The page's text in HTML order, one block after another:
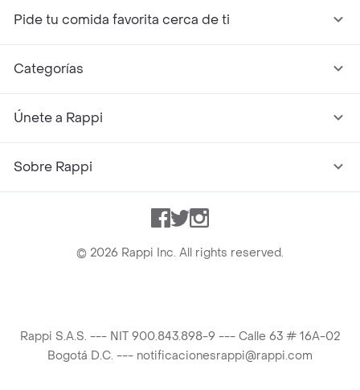
Pide tu comida favorita cerca de ti
Categorías
Únete a Rappi
Sobre Rappi
Facebook
TwitterInstagram
© 2026 Rappi Inc. All rights reserved.
Rappi S.A.S. --- NIT 900.843.898-9 --- Calle 63 # 16A-02
Bogotá D.C. --- notificacionesrappi@rappi.com